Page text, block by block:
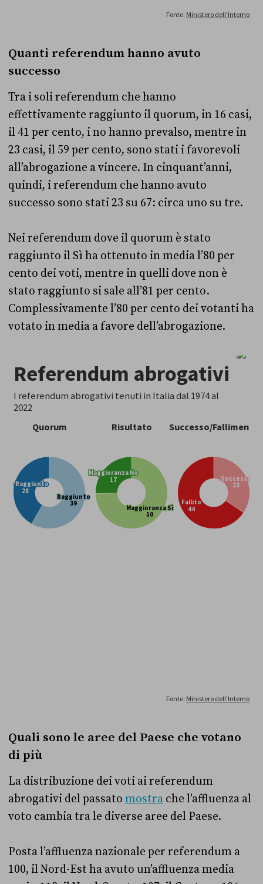
Quanti referendum hanno avuto
successo
Tra i soli referendum che hanno
effettivamente raggiunto il quorum, in 16 casi,
il 41 per cento, i no hanno prevalso, mentre in
23 casi, il 59 per cento, sono stati i favorevoli
all’abrogazione a vincere. In cinquant’anni,
quindi, i referendum che hanno avuto
successo sono stati 23 su 67: circa uno su tre.
Nei referendum dove il quorum è stato
raggiunto il Sì ha ottenuto in media l’80 per
cento dei voti, mentre in quelli dove non è
stato raggiunto si sale all’81 per cento.
Complessivamente l’80 per cento dei votanti ha
votato in media a favore dell’abrogazione.
Quali sono le aree del Paese che votano
di più
La distribuzione dei voti ai referendum
abrogativi del passato mostra che l’affluenza al
voto cambia tra le diverse aree del Paese.
Posta l’affluenza nazionale per referendum a
100, il Nord-Est ha avuto un’affluenza media